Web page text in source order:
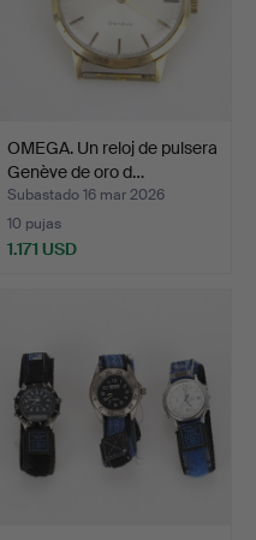
OMEGA. Un reloj de pulsera
Genève de oro d…
Subastado 16 mar 2026
10 pujas
1.171 USD